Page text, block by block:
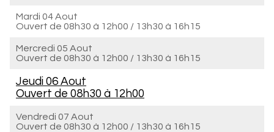
Mardi 04 Aout
Ouvert de 08h30 à 12h00 / 13h30 à 16h15
Mercredi 05 Aout
Ouvert de 08h30 à 12h00 / 13h30 à 16h15
Jeudi 06 Aout
Ouvert de 08h30 à 12h00
Vendredi 07 Aout
Ouvert de 08h30 à 12h00 / 13h30 à 16h15